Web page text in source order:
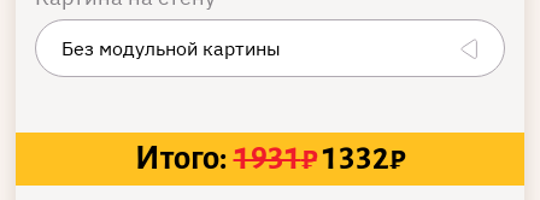
Итого: 1931₽1332₽